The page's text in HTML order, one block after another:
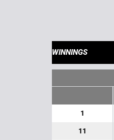
WINNINGS
1
11